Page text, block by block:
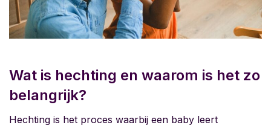
Wat is hechting en waarom is het zo
belangrijk?
Hechting is het proces waarbij een baby leert